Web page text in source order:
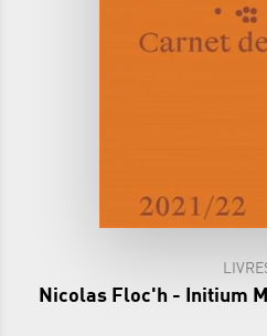
Nicolas Floc'h - Initium